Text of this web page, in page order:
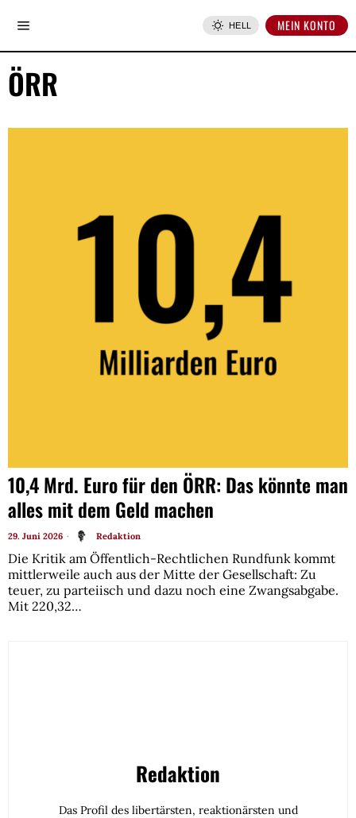
HELL MEIN KONTO
ÖRR
10,4 Mrd. Euro für den ÖRR: Das könnte man
alles mit dem Geld machen
29. Juni 2026 Redaktion
Die Kritik am Öffentlich-Rechtlichen Rundfunk kommt
mittlerweile auch aus der Mitte der Gesellschaft: Zu
teuer, zu parteiisch und dazu noch eine Zwangsabgabe.
Mit 220,32…
Redaktion
Das Profil des libertärsten, reaktionärsten und